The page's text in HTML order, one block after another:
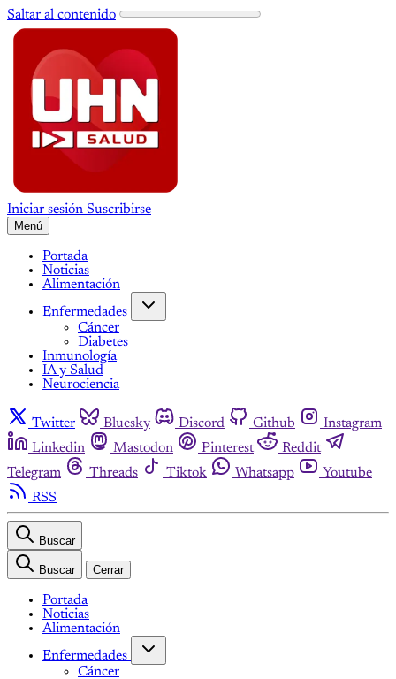
Saltar al contenido
Iniciar sesión Suscribirse
Menú
Portada
Noticias
Alimentación
Enfermedades
Cáncer
Diabetes
Inmunología
IA y Salud
Neurociencia
Twitter Bluesky Discord Github
Instagram
Linkedin
Mastodon Pinterest
Reddit
Telegram
Threads Tiktok Whatsapp
Youtube
RSS
Buscar
Buscar Cerrar
Portada
Noticias
Alimentación
Enfermedades
Cáncer